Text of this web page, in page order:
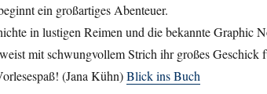
ein großartiges Abenteuer.
in lustigen Reimen und die bekannte Graphic
mit schwungvollem Strich ihr großes Geschick
(Jana Kühn)Blick ins Buch